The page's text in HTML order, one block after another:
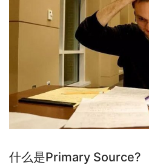
什么是Primary Source?